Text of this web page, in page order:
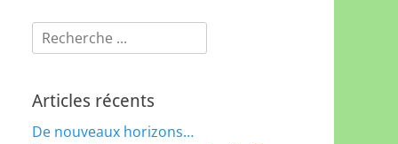
Rechercher :
Articles récents
De nouveaux horizons…